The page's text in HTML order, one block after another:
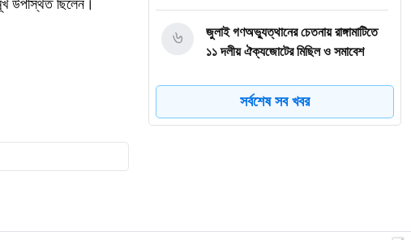
উপস্থিত ছিলেন।
জুলাই গণঅভ্যুত্থানের চেতনায় রাঙ্গামাটিতে
১১ দলীয় ঐক্যজোটের মিছিল ও সমাবেশ
৬
লামার ফাইতংয়ে ভূমি জালিয়াতির অভিযোগ
সর্বশেষ সব খবর